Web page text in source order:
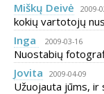
Miškų Deivė
2009-
kokių vartotojų
Inga
2009-03-16
Nuostabių
Jovita
2009-04-09
Užuojauta jūms, ir